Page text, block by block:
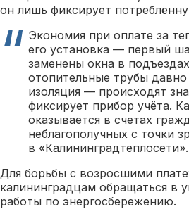
он лишь фиксирует
Экономия при оплате за
его установка — первый
заменены окна в
отопительные трубы
изоляция — происходят
фиксирует прибор учёта.
оказывается в счетах
неблагополучных с точки
в «Калининградтеплосети».
Для борьбы с возросшими
калининградцам обращаться
работы по энергосбережению.